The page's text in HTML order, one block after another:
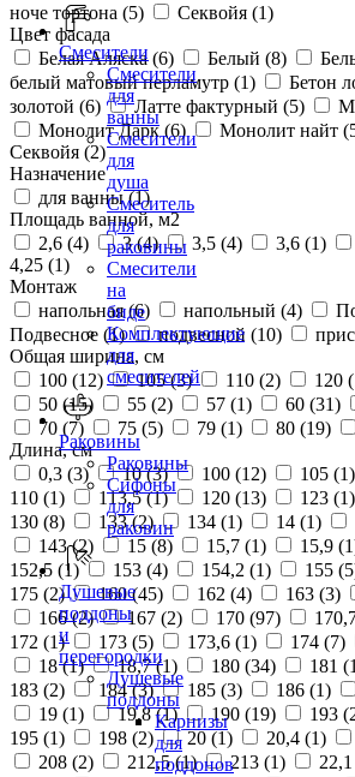
Смесители
Смесители
для
ванны
Смесители
для
душа
Смеситель
для
раковины
Смесители
на
биде
Комплектующие
для
смесителей
Раковины
Раковины
Сифоны
для
раковин
Душевые
поддоны
и
перегородки
Душевые
поддоны
Карнизы
для
поддонов
ноче тортона (5) Секвойя (1)
Цвет фасада
Белая Аляска (6) Белый (8)
белый матовый перламутр (1) Бетон
золотой (6) Латте фактурный (5)
Монолит Дарк (6) Монолит найт (
Секвойя (2)
Назначение
для ванны (1)
Площадь ванной, м2
2,6 (4) 3 (4) 3,5 (4) 3,6 (1)
4,25 (1)
Монтаж
напольная (6) напольный (4)
Подвесное (1) подвесной (10)
Общая ширина, см
100 (12) 105 (3) 110 (2) 120 (
50 (15) 55 (2) 57 (1) 60 (31)
70 (7) 75 (5) 79 (1) 80 (19)
Длина, см
0,3 (3) 10 (3) 100 (12) 105 (1)
110 (1) 113,5 (1) 120 (13) 123 (1)
130 (8) 133 (2) 134 (1) 14 (1)
143 (2) 15 (8) 15,7 (1) 15,9 (1
152,5 (1) 153 (4) 154,2 (1) 155 (5
175 (2) 160 (45) 162 (4) 163 (3)
166 (2) 167 (2) 170 (97)
172 (1) 173 (5) 173,6 (1) 174 (7)
18 (1) 18,7 (1) 180 (34) 181 (1
183 (2) 184 (3) 185 (3) 186 (1)
19 (1) 19,8 (1) 190 (19) 193 (
195 (1) 198 (2) 20 (1) 20,4 (1)
208 (2) 212,5 (1) 213 (1)